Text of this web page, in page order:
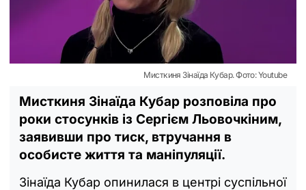
Мисткиня Зінаїда Кубар. Фото: Youtube
Мисткиня Зінаїда Кубар розповіла про
роки стосунків із Сергієм Льовочкіним,
заявивши про тиск, втручання в
особисте життя та маніпуляції.
Зінаїда Кубар опинилася в центрі суспільної